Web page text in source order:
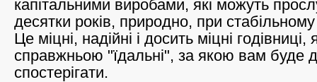
капітальними виробами, які можуть
десятки років, природно, при
Це міцні, надійні і досить міцні годівниці,
справжньою "їдальні", за якою вам буде
спостерігати.